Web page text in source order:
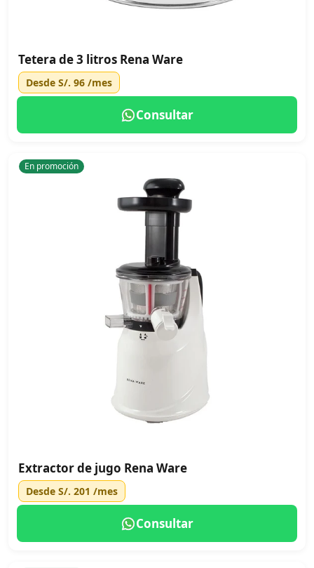
Tetera de 3 litros Rena Ware
Desde S/. 96 /mes
Consultar
En promoción
Extractor de jugo Rena Ware
Desde S/. 201 /mes
Consultar